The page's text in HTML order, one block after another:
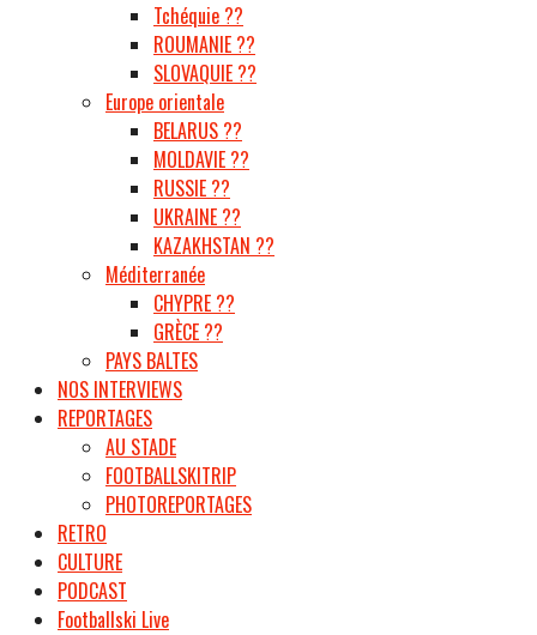
Tchéquie ??
ROUMANIE ??
SLOVAQUIE ??
Europe orientale
BELARUS ??
MOLDAVIE ??
RUSSIE ??
UKRAINE ??
KAZAKHSTAN ??
Méditerranée
CHYPRE ??
GRÈCE ??
PAYS BALTES
NOS INTERVIEWS
REPORTAGES
AU STADE
FOOTBALLSKITRIP
PHOTOREPORTAGES
RETRO
CULTURE
PODCAST
Footballski Live